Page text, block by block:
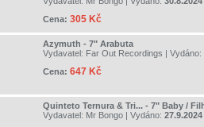
Cena: 305 Kč
Azymuth - 7" Arabuta
Vydavatel: Far Out Recordings | Vydáno:
Cena: 647 Kč
Quinteto Ternura & Tri... - 7" Baby /
Vydavatel: Mr Bongo | Vydáno: 27.9.2024